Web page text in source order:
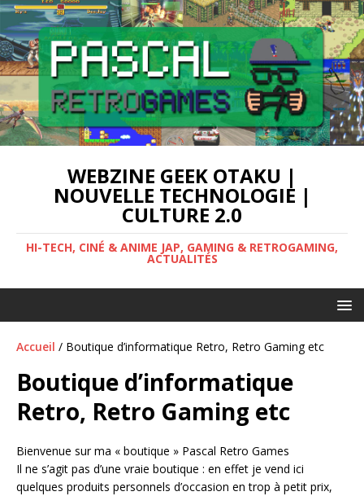
WEBZINE GEEK OTAKU |
NOUVELLE TECHNOLOGIE |
CULTURE 2.0
HI-TECH, CINÉ & ANIME JAP, GAMING & RETROGAMING,
ACTUALITÉS
Accueil / Boutique d’informatique Retro, Retro Gaming etc
Boutique d’informatique
Retro, Retro Gaming etc
Bienvenue sur ma « boutique » Pascal Retro Games
Il ne s’agit pas d’une vraie boutique : en effet je vend ici
quelques produits personnels d’occasion en trop à petit prix,